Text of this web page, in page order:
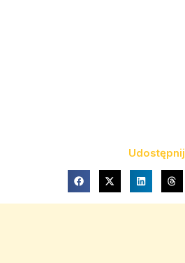
Udostępnij